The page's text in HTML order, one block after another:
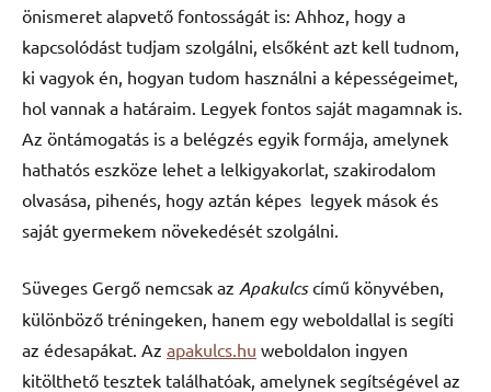
önismeret alapvető fontosságát is: Ahhoz, hogy a
kapcsolódást tudjam szolgálni, elsőként azt kell tudnom,
ki vagyok én, hogyan tudom használni a képességeimet,
hol vannak a határaim. Legyek fontos saját magamnak is.
Az öntámogatás is a belégzés egyik formája, amelynek
hathatós eszköze lehet a lelkigyakorlat, szakirodalom
olvasása, pihenés, hogy aztán képes legyek mások és
saját gyermekem növekedését szolgálni.
Süveges Gergő nemcsak az Apakulcscímű könyvében,
különböző tréningeken, hanem egy weboldallal is segíti
az édesapákat. Az apakulcs.hu weboldalon ingyen
kitölthető tesztek találhatóak, amelynek segítségével az